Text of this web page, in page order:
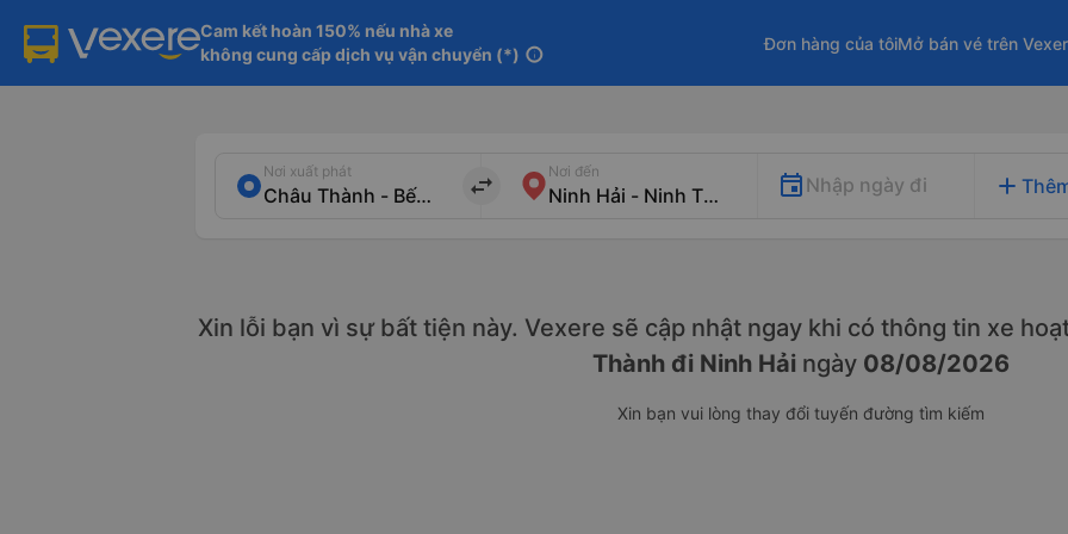
Cam kết hoàn 150% nếu nhà xe
không cung cấp dịch vụ vận chuyển (*) info
Đơn hàng của tôiMở bán vé trên
Nơi xuất phát
import_export
Nơi đến
Nhập ngày đi add
Xin lỗi bạn vì sự bất tiện này. Vexere sẽ cập nhật ngay khi có thông tin xe
Thành đi Ninh Hải ngày 08/08/2026
Xin bạn vui lòng thay đổi tuyến đường tìm kiếm